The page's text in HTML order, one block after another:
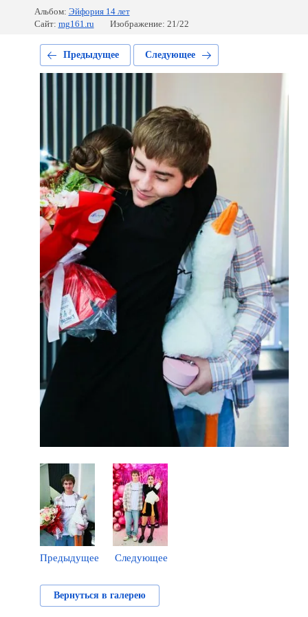
Альбом: Эйфория 14 лет
Сайт: mg161.ru Изображение: 21/22
Предыдущее Следующее
Предыдущее Следующее
Вернуться в галерею